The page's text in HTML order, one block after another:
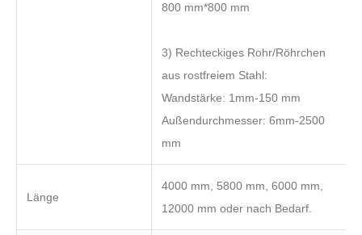
800 mm*800 mm
3) Rechteckiges Rohr/Röhrchen
aus rostfreiem Stahl:
Wandstärke: 1mm-150 mm
Außendurchmesser: 6mm-2500
mm
Länge
4000 mm, 5800 mm, 6000 mm,
12000 mm oder nach Bedarf.